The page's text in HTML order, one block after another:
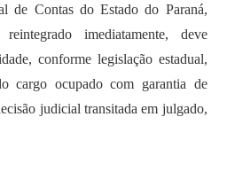
de Contas do Estado do Paraná,
imediatamente, deve
conforme legislação estadual,
cargo ocupado com garantia de
judicial transitada em julgado,